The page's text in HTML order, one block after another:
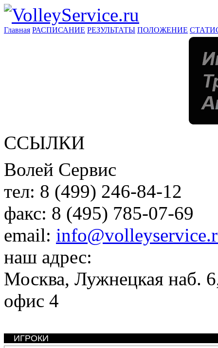
Главная РАСПИСАНИЕ РЕЗУЛЬТАТЫ ПОЛОЖЕНИЕ
ССЫЛКИ
Волей Сервис
тел: 8 (499) 246-84-12
факс: 8 (495) 785-07-69
email:
наш адрес:
Москва, Лужнецкая наб.
офис 4
ИГРОКИ